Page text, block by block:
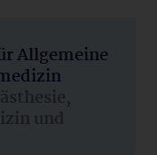
Allgemeine
und